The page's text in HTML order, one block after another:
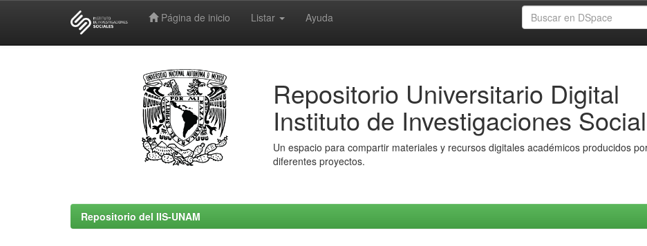
Página de inicio Listar Ayuda
Repositorio Universitario Digital
Instituto de Investigaciones
Un espacio para compartir materiales y recursos digitales académicos producidos
diferentes proyectos.
Repositorio del IIS-UNAM